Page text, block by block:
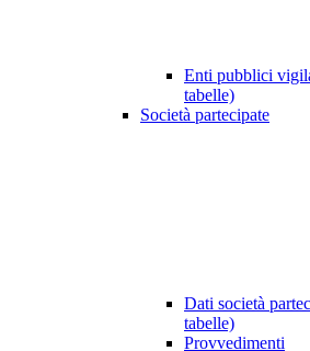
Enti pubblici
tabelle)
Società partecipate
Dati società
tabelle)
Provvedimenti